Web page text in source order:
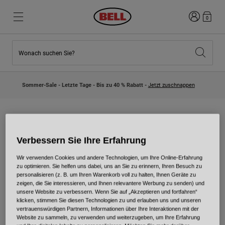
Neuzugänge
Kinder Motocrosshelme
Integral
Jets
Neuzugänge
Lifestyle
Mountain Bike
Fullface
Road & Gravel
Anmelden
0
Wonach suchen Sie?
Sommer-Sale - Letzte Tage - Bis zu 40 % Rabatt - Jetzt zuschnappen
Kollaborationen
Wir haben uns mit kultigen Marken und legendären
Fahrern zusammengetan, um einzigartige Helme zu
entwickeln, die Leidenschaft, Stil und Charakter
widerspiegeln. Entdecken Sie diese Sondereditionen und
Verbessern Sie Ihre Erfahrung
Wir verwenden Cookies und andere Technologien, um Ihre Online-Erfahrung
zu optimieren. Sie helfen uns dabei, uns an Sie zu erinnern, Ihren Besuch zu
personalisieren (z. B. um Ihren Warenkorb voll zu halten, Ihnen Geräte zu
zeigen, die Sie interessieren, und Ihnen relevantere Werbung zu senden) und
unsere Website zu verbessern. Wenn Sie auf „Akzeptieren und fortfahren“
klicken, stimmen Sie diesen Technologien zu und erlauben uns und unseren
vertrauenswürdigen Partnern, Informationen über Ihre Interaktionen mit der
Website zu sammeln, zu verwenden und weiterzugeben, um Ihre Erfahrung